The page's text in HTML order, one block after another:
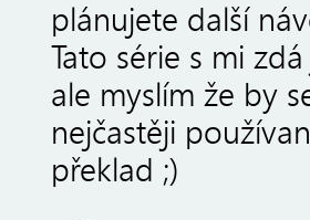
plánujete další
Tato série s mi
ale myslím že by
nejčastěji
překlad ;)